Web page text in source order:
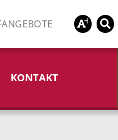
KONTAKT